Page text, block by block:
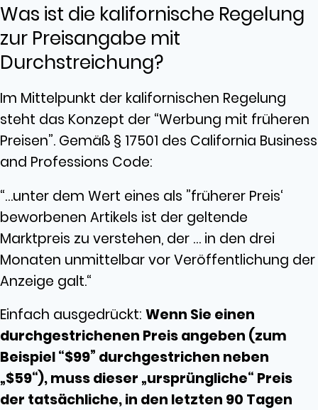
Was ist die kalifornische Regelung
zur Preisangabe mit
Durchstreichung?
Im Mittelpunkt der kalifornischen Regelung
steht das Konzept der “Werbung mit früheren
Preisen”. Gemäß § 17501 des California Business
and Professions Code:
“…unter dem Wert eines als ”früherer Preis‘
beworbenen Artikels ist der geltende
Marktpreis zu verstehen, der … in den drei
Monaten unmittelbar vor Veröffentlichung der
Anzeige galt.“
Einfach ausgedrückt: Wenn Sie einen
durchgestrichenen Preis angeben (zum
Beispiel “$99” durchgestrichen neben
„$59“), muss dieser „ursprüngliche“ Preis
der tatsächliche, in den letzten 90 Tagen